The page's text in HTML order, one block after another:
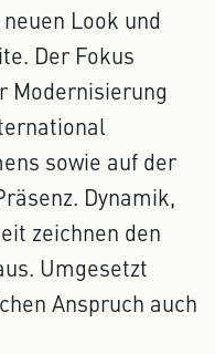
Look und
Der Fokus
Modernisierung
sowie auf der
Dynamik,
zeichnen den
Umgesetzt
Anspruch auch